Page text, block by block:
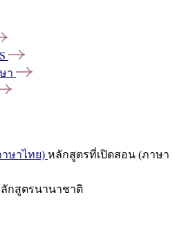
า
ษาไทย) หลักสูตรที่เปิดสอน (ภาษา
กสูตรนานาชาติ